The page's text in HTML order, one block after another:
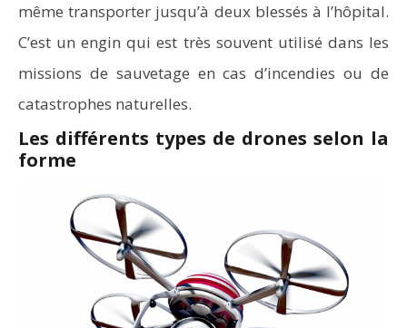
même transporter jusqu’à deux blessés à l’hôpital.
C’est un engin qui est très souvent utilisé dans les
missions de sauvetage en cas d’incendies ou de
catastrophes naturelles.
Les différents types de drones selon la
forme